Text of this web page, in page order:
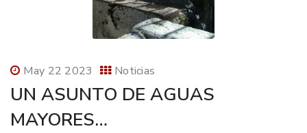
May 22 2023 Noticias
UN ASUNTO DE AGUAS
MAYORES…